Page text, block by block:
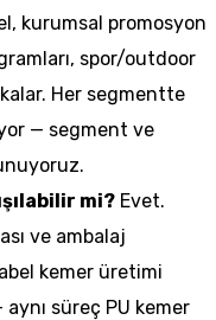
kurumsal promosyon
spor/outdoor
Her segmentte
— segment ve
mi? Evet.
ve ambalaj
kemer üretimi
süreç PU kemer